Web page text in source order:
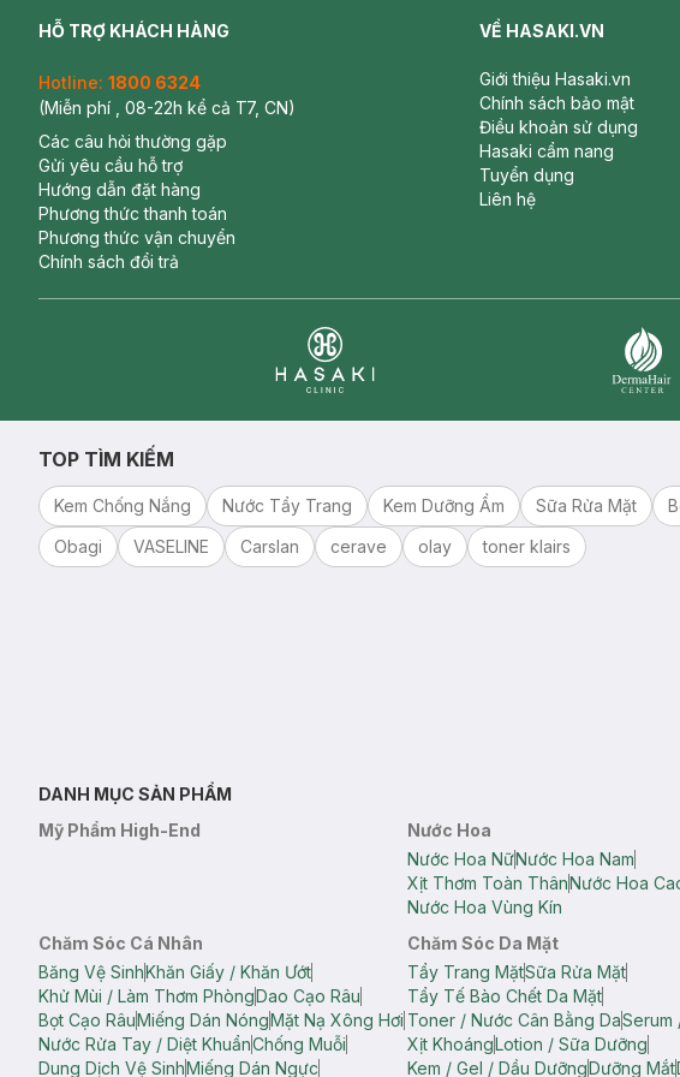
HỖ TRỢ KHÁCH HÀNG
Hotline: 1800 6324
(Miễn phí , 08-22h kể cả T7, CN)
Các câu hỏi thường gặp
Gửi yêu cầu hỗ trợ
Hướng dẫn đặt hàng
Phương thức thanh toán
Phương thức vận chuyển
Chính sách đổi trả
VỀ HASAKI.VN
Giới thiệu Hasaki.vn
Chính sách bảo mật
Điều khoản sử dụng
Hasaki cẩm nang
Tuyển dụng
Liên hệ
TOP TÌM KIẾM
Kem Chống Nắng Nước Tẩy Trang Kem Dưỡng Ẩm Sữa Rửa Mặt
Obagi
VASELINE Carslan cerave olay toner klairs
DANH MỤC SẢN PHẨM
Mỹ Phẩm High-End
Nước Hoa
Nước Hoa NữNước Hoa Nam
Xịt Thơm Toàn ThânNước Hoa
Nước Hoa Vùng Kín
Chăm Sóc Cá Nhân
Băng Vệ SinhKhăn Giấy / Khăn Ướt
Khử Mùi / Làm Thơm PhòngDao Cạo Râu
Bọt Cạo RâuMiếng Dán NóngMặt Nạ Xông Hơi
Nước Rửa Tay / Diệt KhuẩnChống Muỗi
Dung Dịch Vệ SinhMiếng Dán Ngực
Chăm Sóc Da Mặt
Tẩy Trang MặtSữa Rửa Mặt
Tẩy Tế Bào Chết Da Mặt
Toner / Nước Cân Bằng DaSerum
Xịt KhoángLotion / Sữa Dưỡng
Kem / Gel / Dầu DưỡngDưỡng Mắt